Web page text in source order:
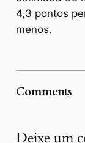
4,3 pontos
menos.
Comments
Deixe um